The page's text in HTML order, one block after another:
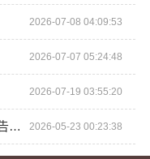
2026-07-08 04:09:53
2026-07-07 05:24:48
2026-07-19 03:55:20
城市散装饼干哪家好？零食大明星告诉你 2026-05-23 00:23:38